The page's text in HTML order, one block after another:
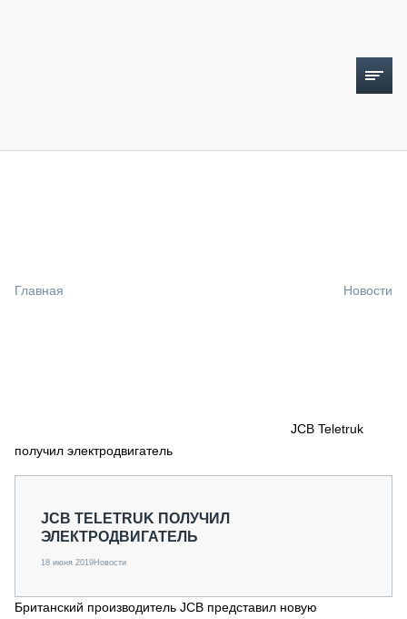
СПЕЦПРОЕКТЫ
О ПРОЕКТЕ
Главная Новости
JCB Teletruk
получил электродвигатель
JCB TELETRUK ПОЛУЧИЛ
ЭЛЕКТРОДВИГАТЕЛЬ
18 июня 2019Новости
Британский производитель JCB представил новую